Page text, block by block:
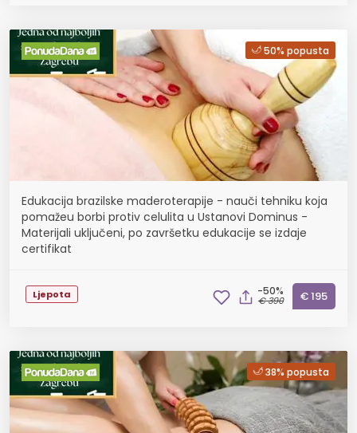
50% popusta
Edukacija brazilske maderoterapije - nauči tehniku koja
pomažeu borbi protiv celulita u Ustanovi Dominus -
Materijali uključeni, po završetku edukacije se izdaje
certifikat
Ljepota -50%
€ 390 € 195
38% popusta